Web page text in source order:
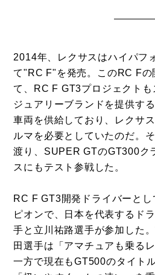
2014年、レクサスはハイパフ
て"RC F" を発売。このRC Fの
て、
RC F GT3プロジェクト
ジュアリーブランドを提供す
車両を供給しており、レクサ
ルマを必要としていたのだ。
渡り、SUPER GTのGT300ク
スにもテスト参戦した。
RC F GT3開発ドライバーと
ピオンで、日本を代表するド
手と立川祐路選手が参加した
田選手は「アマチュアも乗る
一方で現在もGT500のタイト